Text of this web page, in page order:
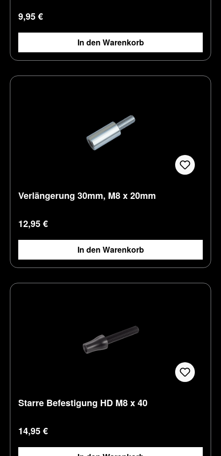
Regulärer Preis:
9,95 €
In den Warenkorb
Verlängerung 30mm, M8 x 20mm
Regulärer Preis:
12,95 €
In den Warenkorb
Starre Befestigung HD M8 x 40
Regulärer Preis:
14,95 €